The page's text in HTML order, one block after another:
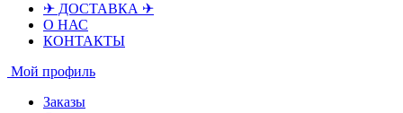
✈ ДОСТАВКА ✈
О НАС
КОНТАКТЫ
Мой профиль
Заказы